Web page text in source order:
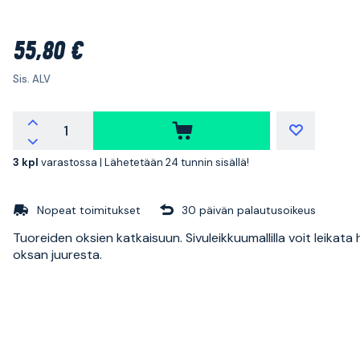
55,80 €
Sis. ALV
3 kpl varastossa | Lähetetään 24 tunnin sisällä!
Nopeat toimitukset 30 päivän palautusoikeus
Tuoreiden oksien katkaisuun. Sivuleikkuumallilla voit leikata
oksan juuresta.